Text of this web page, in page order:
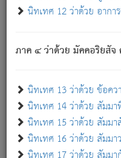
นิทเทศ 12 ว่าด้วย อาก
ภาค ๔ ว่าด้วย มัคคอริยสัจ
นิทเทศ 13 ว่าด้วย ข้อคว
นิทเทศ 14 ว่าด้วย สัมม
นิทเทศ 15 ว่าด้วย สัมม
นิทเทศ 16 ว่าด้วย สัมมา
เกี่ยวกับธรรมโฆษณ์ออนไลน์
แม้ระบบ "ธรรมโฆษณ์ออนไลน์"
ผู้ศึกษาก็พึงตรวจสอบกับตัวเล่ม
ก่อนนำข้อมูลไปใช้ในการอ้างอิง"
เกี่ยวกับอัตถจารี|เกี่ยวกับกา